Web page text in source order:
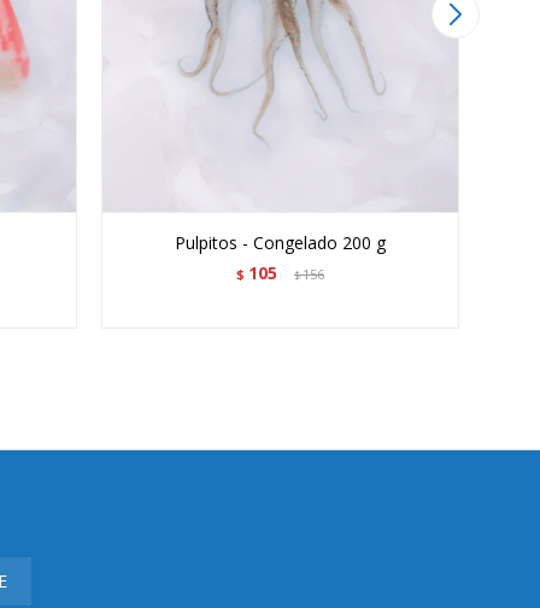
Pulpitos - Congelado 200 g
$ 105 $156